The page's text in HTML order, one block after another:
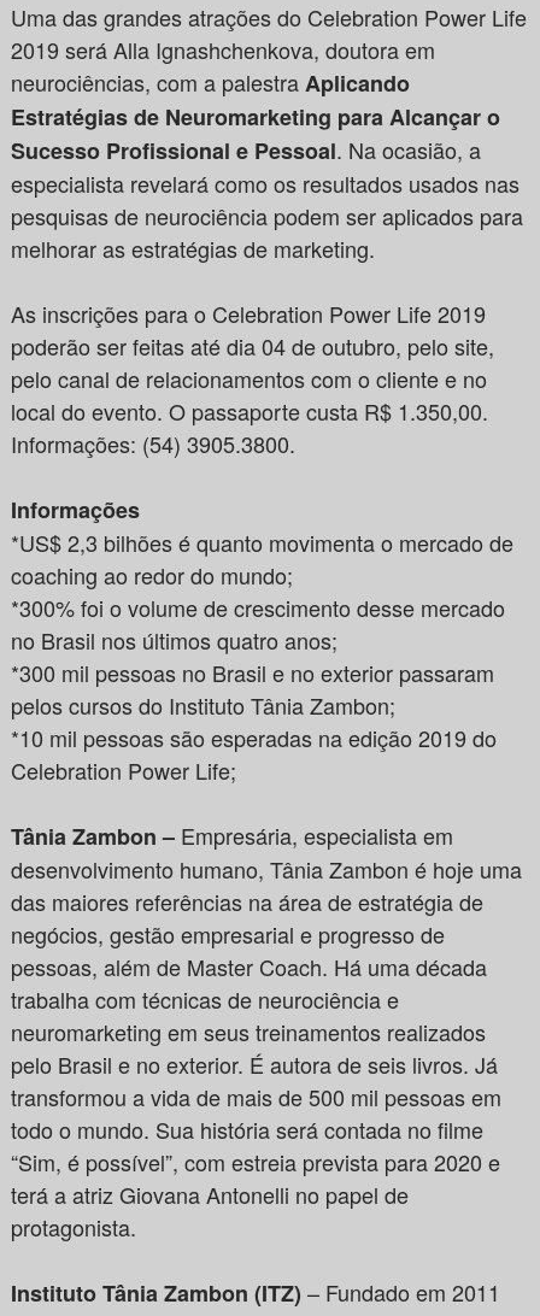
Uma das grandes atrações do Celebration Power Life
2019 será Alla Ignashchenkova, doutora em
neurociências, com a palestraAplicando
Estratégias de Neuromarketing para Alcançar o
Sucesso Profissional e Pessoal. Na ocasião, a
especialista revelará como os resultados usados nas
pesquisas de neurociência podem ser aplicados para
melhorar as estratégias de marketing.
As inscrições para o Celebration Power Life 2019
poderão ser feitas até dia 04 de outubro, pelo site,
pelo canal de relacionamentos com o cliente e no
local do evento. O passaporte custa R$ 1.350,00.
Informações: (54) 3905.3800.
Informações
*US$ 2,3 bilhões é quanto movimenta o mercado de
coaching ao redor do mundo;
*300% foi o volume de crescimento desse mercado
no Brasil nos últimos quatro anos;
*300 mil pessoas no Brasil e no exterior passaram
pelos cursos do Instituto Tânia Zambon;
*10 mil pessoas são esperadas na edição 2019 do
Celebration Power Life;
Tânia Zambon – Empresária, especialista em
desenvolvimento humano, Tânia Zambon é hoje uma
das maiores referências na área de estratégia de
negócios, gestão empresarial e progresso de
pessoas, além de Master Coach. Há uma década
trabalha com técnicas de neurociência e
neuromarketing em seus treinamentos realizados
pelo Brasil e no exterior. É autora de seis livros. Já
transformou a vida de mais de 500 mil pessoas em
todo o mundo. Sua história será contada no filme
“Sim, é possível”, com estreia prevista para 2020 e
terá a atriz Giovana Antonelli no papel de
protagonista.
Instituto Tânia Zambon (ITZ) – Fundado em 2011